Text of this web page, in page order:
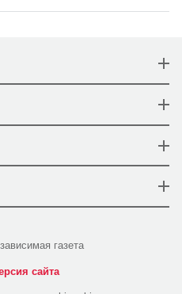
газета
сайта